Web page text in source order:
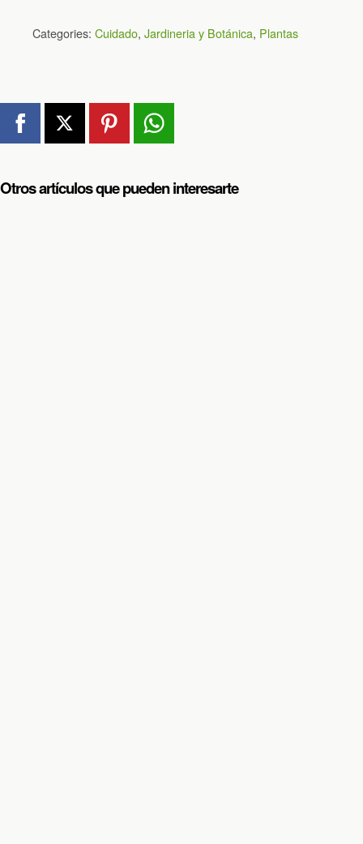
Categories: Cuidado, Jardineria y Botánica, Plantas
Otros artículos que pueden interesarte